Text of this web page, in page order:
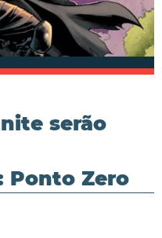
serão
Ponto Zero